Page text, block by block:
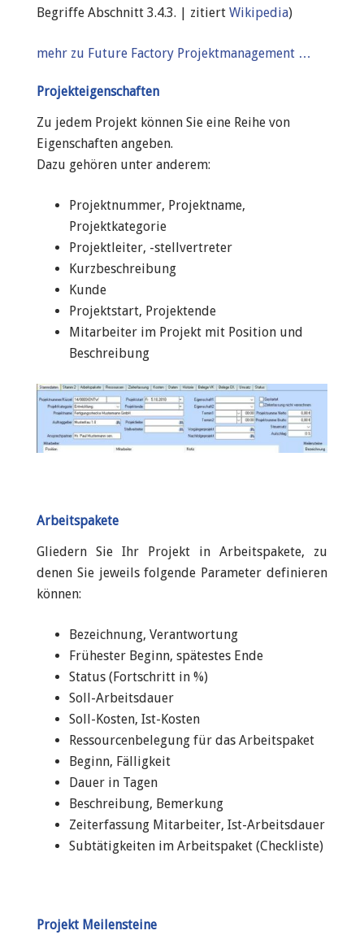
Begriffe Abschnitt 3.4.3. | zitiert Wikipedia)
mehr zu Future Factory Projektmanagement …
Projekteigenschaften
Zu jedem Projekt können Sie eine Reihe von
Eigenschaften angeben.
Dazu gehören unter anderem:
Projektnummer, Projektname,
Projektkategorie
Projektleiter, -stellvertreter
Kurzbeschreibung
Kunde
Projektstart, Projektende
Mitarbeiter im Projekt mit Position und
Beschreibung
Arbeitspakete
Gliedern Sie Ihr Projekt in Arbeitspakete, zu
denen Sie jeweils folgende Parameter definieren
können:
Bezeichnung, Verantwortung
Frühester Beginn, spätestes Ende
Status (Fortschritt in %)
Soll-Arbeitsdauer
Soll-Kosten, Ist-Kosten
Ressourcenbelegung für das Arbeitspaket
Beginn, Fälligkeit
Dauer in Tagen
Beschreibung, Bemerkung
Zeiterfassung Mitarbeiter, Ist-Arbeitsdauer
Subtätigkeiten im Arbeitspaket (Checkliste)
Projekt Meilensteine